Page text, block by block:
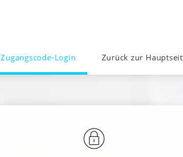
Zugangscode-Login Zurück zur